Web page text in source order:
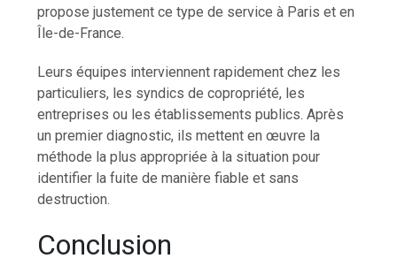
propose justement ce type de service à Paris et en
Île-de-France.
Leurs équipes interviennent rapidement chez les
particuliers, les syndics de copropriété, les
entreprises ou les établissements publics. Après
un premier diagnostic, ils mettent en œuvre la
méthode la plus appropriée à la situation pour
identifier la fuite de manière fiable et sans
destruction.
Conclusion